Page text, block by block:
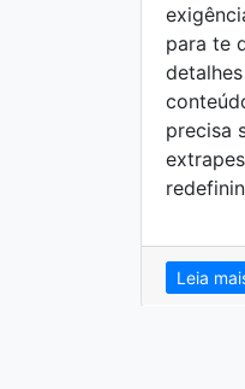
para te
precisa
Leia